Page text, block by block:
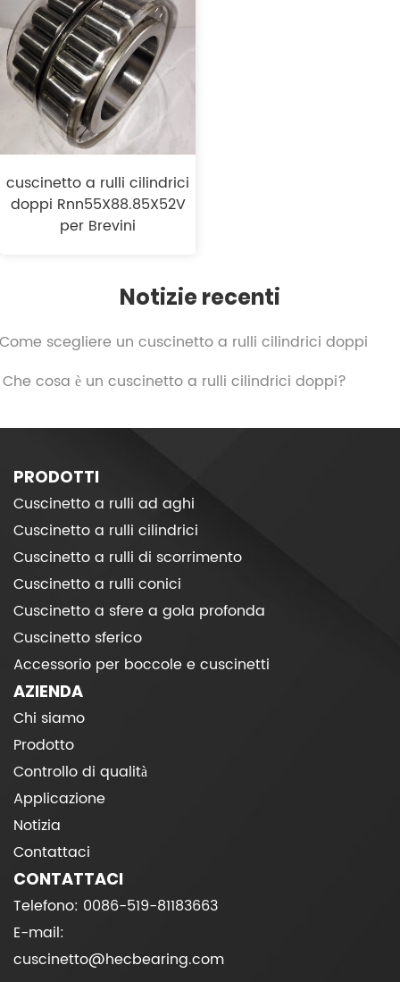
cuscinetto a rulli cilindrici
doppi Rnn55X88.85X52V
per Brevini
Notizie recenti
Come scegliere un cuscinetto a rulli cilindrici doppi
Che cosa è un cuscinetto a rulli cilindrici doppi?
PRODOTTI
Cuscinetto a rulli ad aghi
Cuscinetto a rulli cilindrici
Cuscinetto a rulli di scorrimento
Cuscinetto a rulli conici
Cuscinetto a sfere a gola profonda
Cuscinetto sferico
Accessorio per boccole e cuscinetti
AZIENDA
Chi siamo
Prodotto
Controllo di qualità
Applicazione
Notizia
Contattaci
CONTATTACI
Telefono: 0086-519-81183663
E-mail:
cuscinetto@hecbearing.com